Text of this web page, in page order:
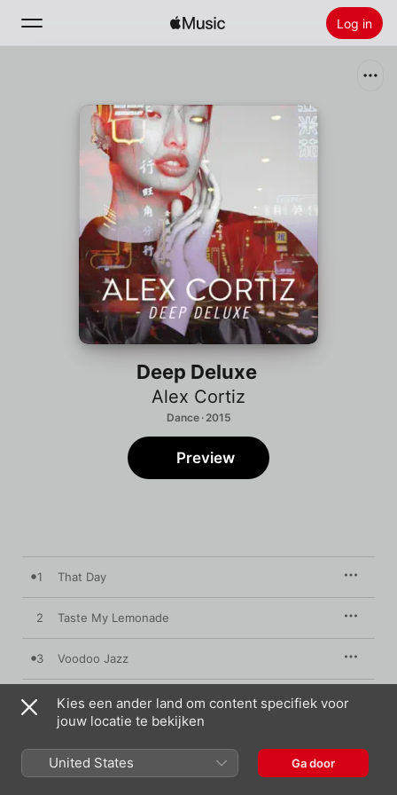
Log in
Nieuw
Installeer Apple Music
Deep Deluxe
Alex Cortiz
Dance · 2015
Preview
1 That Day
2 Taste My Lemonade
3 Voodoo Jazz
4 Night Over Berlin
6 Santa Monica Drive
Kies een ander land om content specifiek voor
jouw locatie te bekijken
United States Ga door